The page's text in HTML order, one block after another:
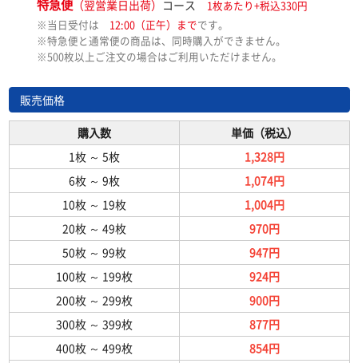
特急便（翌営業日出荷） コース
1枚あたり+税込330円
※当日受付は 12:00（正午）までです。
※特急便と通常便の商品は、同時購入ができません。
※500枚以上ご注文の場合はご利用いただけません。
販売価格
購入数
単価（税込）
1枚 ～ 5枚
1,328円
6枚 ～ 9枚
1,074円
10枚 ～ 19枚
1,004円
20枚 ～ 49枚
970円
50枚 ～ 99枚
947円
100枚 ～ 199枚
924円
200枚 ～ 299枚
900円
300枚 ～ 399枚
877円
400枚 ～ 499枚
854円